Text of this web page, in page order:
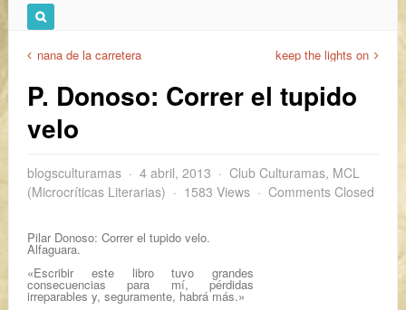
nana de la carretera keep the lights on
P. Donoso: Correr el tupido
velo
blogsculturamas 4 abril, 2013 Club Culturamas, MCL
(Microcríticas Literarias)
1583 Views Comments Closed
Pilar Donoso: Correr el tupido velo.
Alfaguara.
«Escribir este libro tuvo grandes
consecuencias para mí, pérdidas
irreparables y, seguramente, habrá más.»